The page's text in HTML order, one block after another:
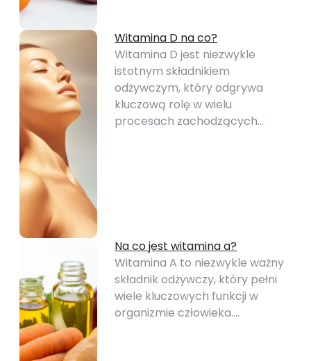
Witamina D na co?
Witamina D jest niezwykle
istotnym składnikiem
odżywczym, który odgrywa
kluczową rolę w wielu
procesach zachodzących…
Na co jest witamina a?
Witamina A to niezwykle ważny
składnik odżywczy, który pełni
wiele kluczowych funkcji w
organizmie człowieka.…